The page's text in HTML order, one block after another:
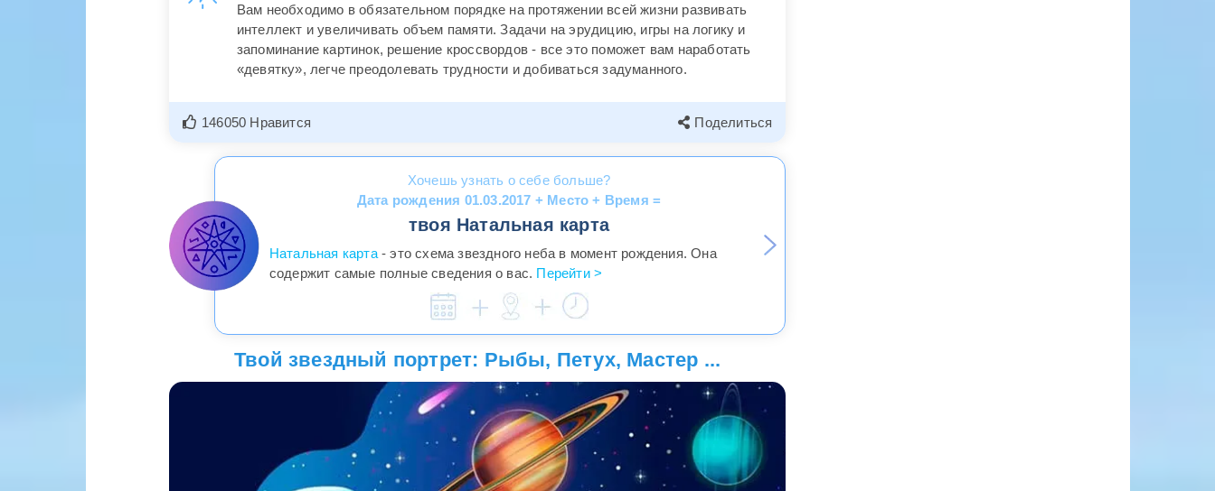
Вам необходимо в обязательном порядке на протяжении всей жизни развивать
интеллект и увеличивать объем памяти. Задачи на эрудицию, игры на логику и
запоминание картинок, решение кроссвордов - все это поможет вам наработать
«девятку», легче преодолевать трудности и добиваться задуманного.
146050 Нравится Поделиться
Хочешь узнать о себе больше?
Дата рождения 01.03.2017 + Место + Время =
твоя Натальная карта
Натальная карта- это схема звездного неба в момент рождения. Она
содержит самые полные сведения о вас. Перейти >
Твой звездный портрет: Рыбы, Петух, Мастер ...